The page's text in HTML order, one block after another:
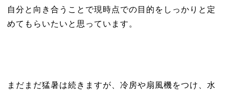
自分と向き合うことで現時点での目的をしっかりと定
めてもらいたいと思っています。
まだまだ猛暑は続きますが、冷房や扇風機をつけ、水